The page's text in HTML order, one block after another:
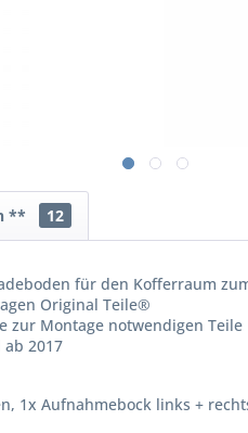
** 12
für den Kofferraum
Original Teile®
zur Montage notwendigen Teile
2017
1x Aufnahmebock links +